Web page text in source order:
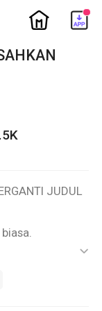
ic_home
JUDUL
udah biasa.
ic_default